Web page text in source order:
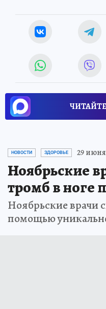
НОВОСТИ ЗДОРОВЬЕ 29 июня
Ноябрьские
тромб в ноге
Ноябрьские врачи
помощью